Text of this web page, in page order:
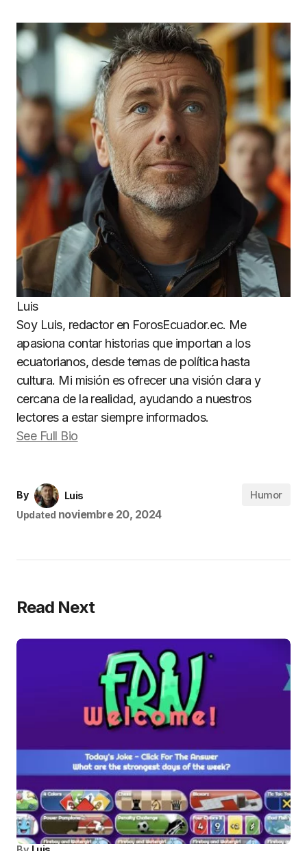
Luis
Soy Luis, redactor en ForosEcuador.ec. Me
apasiona contar historias que importan a los
ecuatorianos, desde temas de política hasta
cultura. Mi misión es ofrecer una visión clara y
cercana de la realidad, ayudando a nuestros
lectores a estar siempre informados.
See Full Bio
By
Luis
Updated noviembre 20, 2024
Humor
Read Next